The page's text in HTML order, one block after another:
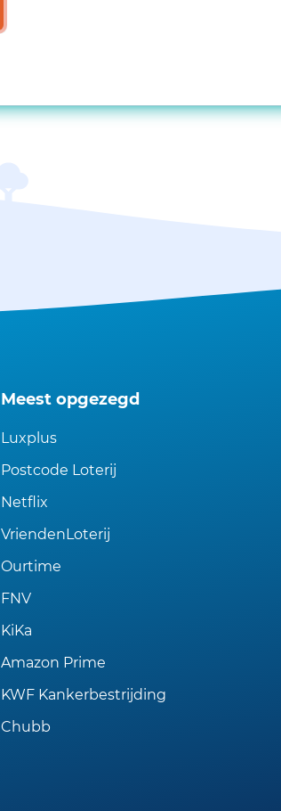
Meest opgezegd
Luxplus
Postcode Loterij
Netflix
VriendenLoterij
Ourtime
FNV
KiKa
Amazon Prime
KWF Kankerbestrijding
Chubb